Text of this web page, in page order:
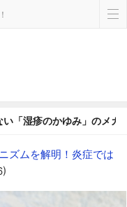
い「湿疹のかゆみ」のメカ
ズムを解明！炎症では